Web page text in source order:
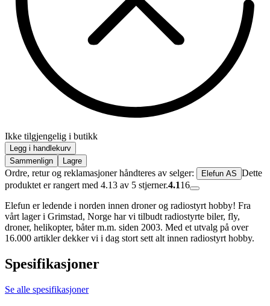
Ikke tilgjengelig i butikk
Legg i handlekurv
Sammenlign
Lagre
Ordre, retur og reklamasjoner håndteres av selger: Elefun AS Dette
produktet er rangert med 4.13 av 5 stjerner.4.116
Elefun er ledende i norden innen droner og radiostyrt hobby! Fra
vårt lager i Grimstad, Norge har vi tilbudt radiostyrte biler, fly,
droner, helikopter, båter m.m. siden 2003. Med et utvalg på over
16.000 artikler dekker vi i dag stort sett alt innen radiostyrt hobby.
Spesifikasjoner
Se alle spesifikasjoner